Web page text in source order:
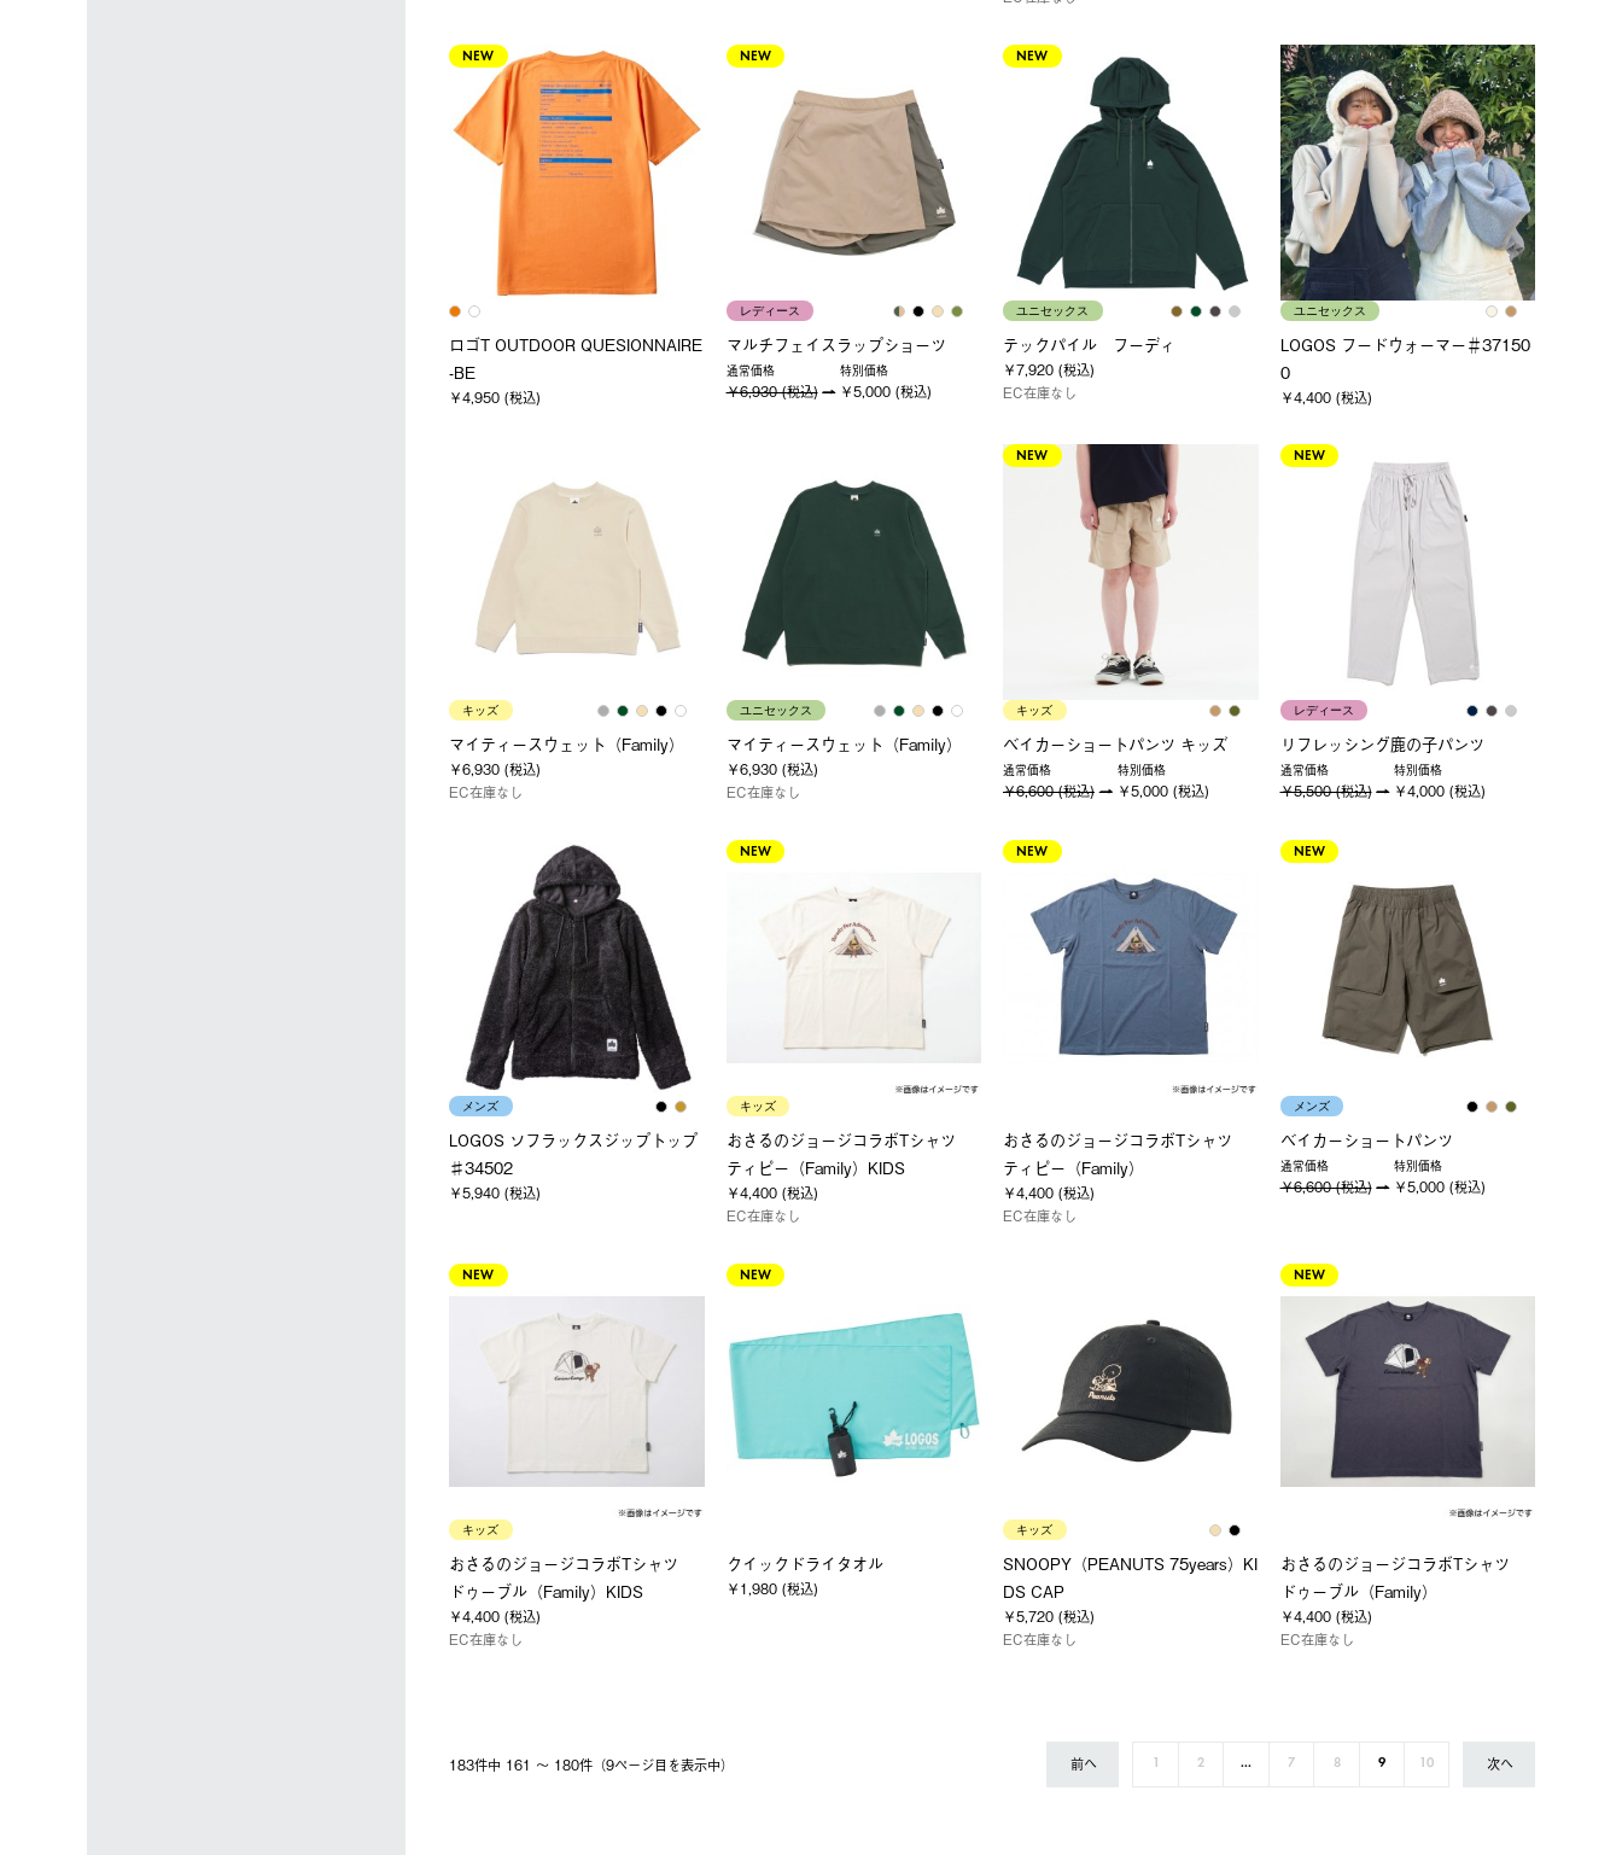
NEW
ロゴT OUTDOOR QUESIONNAIRE
-BE
￥4,950 (税込)
NEW
レディース
マルチフェイスラップショーツ
通常価格
￥6,930 (税込)
特別価格
￥5,000 (税込)
NEW
ユニセックス
テックパイル フーディ
￥7,920 (税込)
EC在庫なし
ユニセックス
LOGOS フードウォーマー＃37150
0
￥4,400 (税込)
キッズ
マイティースウェット（Family）
￥6,930 (税込)
EC在庫なし
ユニセックス
マイティースウェット（Family）
￥6,930 (税込)
EC在庫なし
NEW
キッズ
ベイカーショートパンツ キッズ
通常価格
￥6,600 (税込)
特別価格
￥5,000 (税込)
NEW
レディース
リフレッシング鹿の子パンツ
通常価格
￥5,500 (税込)
特別価格
￥4,000 (税込)
メンズ
LOGOS ソフラックスジップトップ
♯34502
￥5,940 (税込)
NEW
キッズ
おさるのジョージコラボTシャツ
ティピー（Family）KIDS
￥4,400 (税込)
EC在庫なし
NEW
おさるのジョージコラボTシャツ
ティピー（Family）
￥4,400 (税込)
EC在庫なし
NEW
メンズ
ベイカーショートパンツ
通常価格
￥6,600 (税込)
特別価格
￥5,000 (税込)
NEW
キッズ
おさるのジョージコラボTシャツ
ドゥーブル（Family）KIDS
￥4,400 (税込)
EC在庫なし
NEW
クイックドライタオル
￥1,980 (税込)
キッズ
SNOOPY（PEANUTS 75years）KI
DS CAP
￥5,720 (税込)
EC在庫なし
NEW
おさるのジョージコラボTシャツ
ドゥーブル（Family）
￥4,400 (税込)
EC在庫なし
183件中 161 〜 180件（9ページ⽬を表⽰中） 前へ 1 2 ... 7 8 9 10 次へ